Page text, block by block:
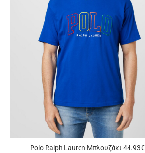
Polo Ralph Lauren Μπλουζάκι 44.93€